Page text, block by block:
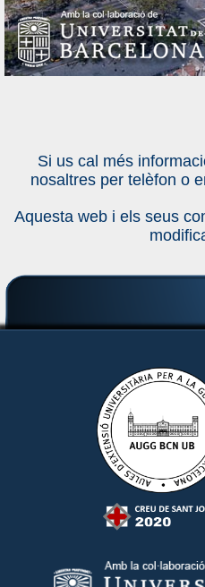
Si us cal més
nosaltres per telèfon o
Aquesta web i els seus